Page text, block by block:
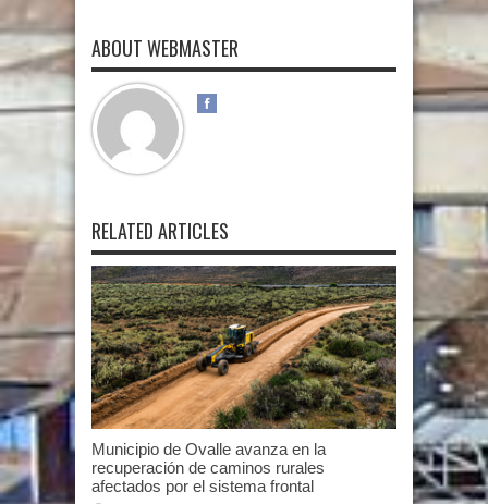
ABOUT WEBMASTER
RELATED ARTICLES
Municipio de Ovalle avanza en la
recuperación de caminos rurales
afectados por el sistema frontal